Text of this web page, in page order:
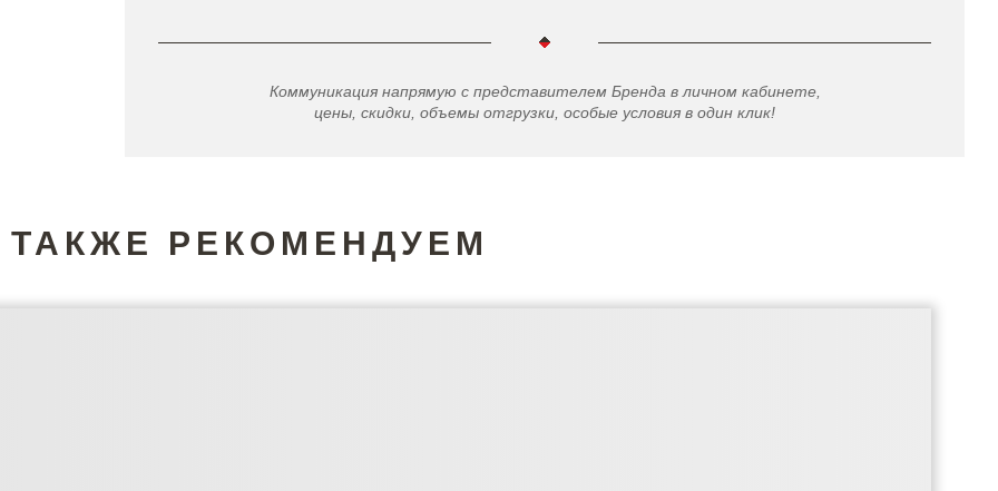
Коммуникация напрямую с представителем Бренда в личном кабинете,
цены, скидки, объемы отгрузки, особые условия в один клик!
ТАКЖЕ РЕКОМЕНДУЕМ